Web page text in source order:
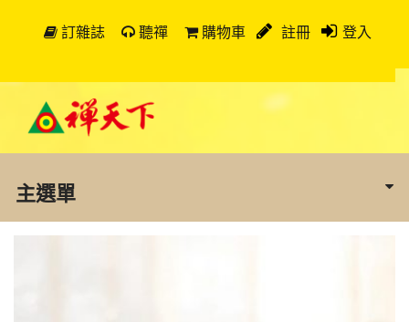
訂雜誌 聽禪 購物車 註冊 登入
主選單